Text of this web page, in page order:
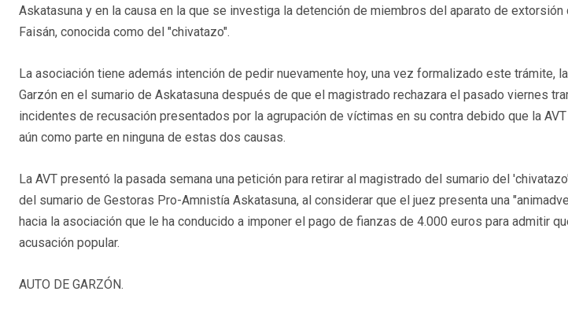
Askatasuna y en la causa en la que se investiga la detención de miembros del aparato de extorsión
Faisán, conocida como del "chivatazo".
La asociación tiene además intención de pedir nuevamente hoy, una vez formalizado este trámite,
Garzón en el sumario de Askatasuna después de que el magistrado rechazara el pasado viernes
incidentes de recusación presentados por la agrupación de víctimas en su contra debido que la
aún como parte en ninguna de estas dos causas.
La AVT presentó la pasada semana una petición para retirar al magistrado del sumario del
del sumario de Gestoras Pro-Amnistía Askatasuna, al considerar que el juez presenta una
hacia la asociación que le ha conducido a imponer el pago de fianzas de 4.000 euros para admitir
acusación popular.
AUTO DE GARZÓN.